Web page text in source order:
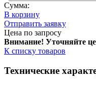
Сумма:
В корзину
Отправить заявку
Цена по запросу
Внимание! Уточняйте
К списку товаров
Технические